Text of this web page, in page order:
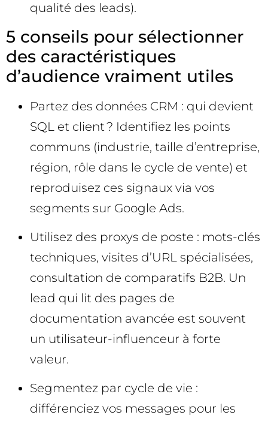
qualité des leads).
5 conseils pour sélectionner
des caractéristiques
d’audience vraiment utiles
Partez des données CRM : qui devient
SQL et client ? Identifiez les points
communs (industrie, taille d’entreprise,
région, rôle dans le cycle de vente) et
reproduisez ces signaux via vos
segments sur Google Ads.
Utilisez des proxys de poste : mots-clés
techniques, visites d’URL spécialisées,
consultation de comparatifs B2B. Un
lead qui lit des pages de
documentation avancée est souvent
un utilisateur-influenceur à forte
valeur.
Segmentez par cycle de vie :
différenciez vos messages pour les